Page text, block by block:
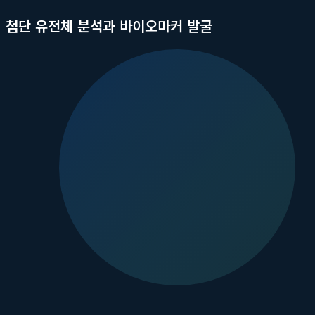
첨단 유전체 분석과 바이오마커 발굴
구로병원은 국내 최고 수준의 유전체 분석 인프라를 갖추고, 대
정 치료법에 대한 반응성을 예측할 수 있는 새로운 바이오마커(
성공률을 높이는 데 결정적인 기여를 합니다. 이는 난치성 대장암
환자 유래 오가노이드 및 아바타 모델 활용
유래 오가노이드(Patient-Derived Organoid, PDO)'나, 환자의
유지하기 때문에, 다양한 항암제를 미리 투여해보고 어떤 약물
크리닝하여 불필요한 치료 시도와 부작용을 줄일 수 있습니다.
면역항암치료와 표적치료의 융합 전략